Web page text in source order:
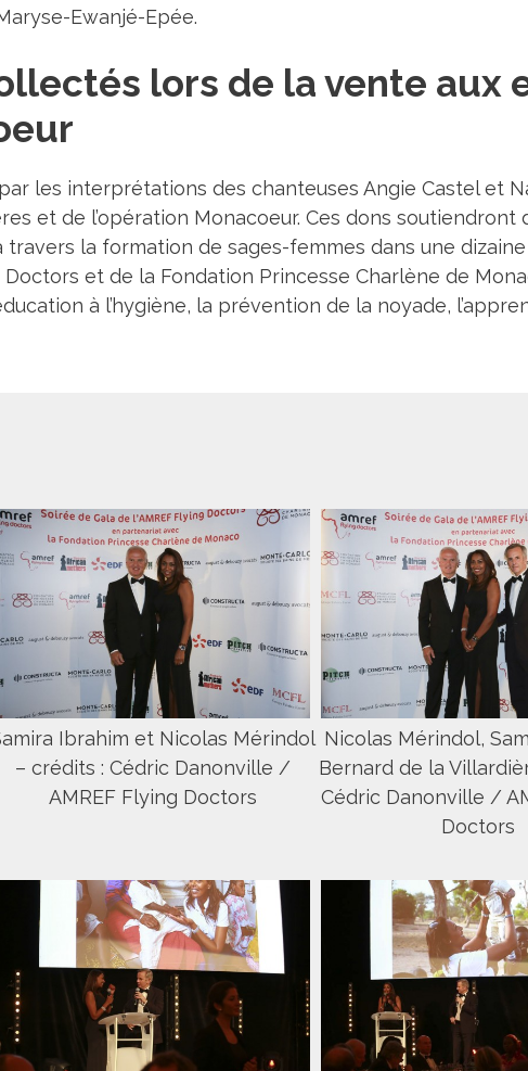
Ewanjé-Epée.
lors de la vente aux
les interprétations des chanteuses Angie Castel et
et de l’opération Monacoeur. Ces dons soutiendront
la formation de sages-femmes dans une
Doctors et de la Fondation Princesse Charlène de
à l’hygiène, la prévention de la noyade,
Ibrahim et Nicolas Mérindol
– crédits : Cédric Danonville /
AMREF Flying Doctors
Nicolas Mérindol,
Bernard de la
Cédric Danonville /
Doctors